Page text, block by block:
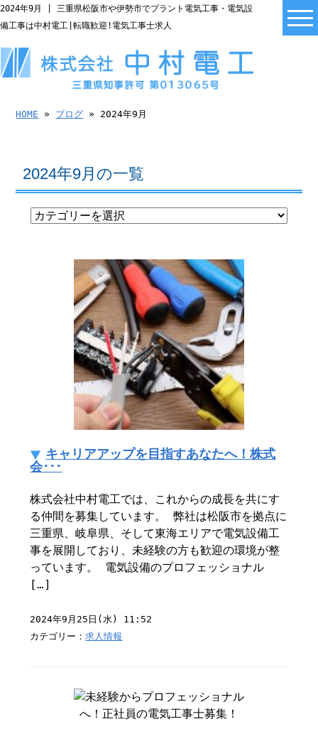
2024年9月 | 三重県松阪市や伊勢市でプラント電気工事・電気設
備工事は中村電工|転職歓迎!電気工事士求人
HOME » ブログ » 2024年9月
2024年9月の一覧
キャリアアップを目指すあなたへ！株式
会･･･
株式会社中村電工では、これからの成長を共にす
る仲間を募集しています。 弊社は松阪市を拠点に
三重県、岐阜県、そして東海エリアで電気設備工
事を展開しており、未経験の方も歓迎の環境が整
っています。 電気設備のプロフェッショナル
[…]
2024年9月25日(水) 11:52
カテゴリー：求人情報